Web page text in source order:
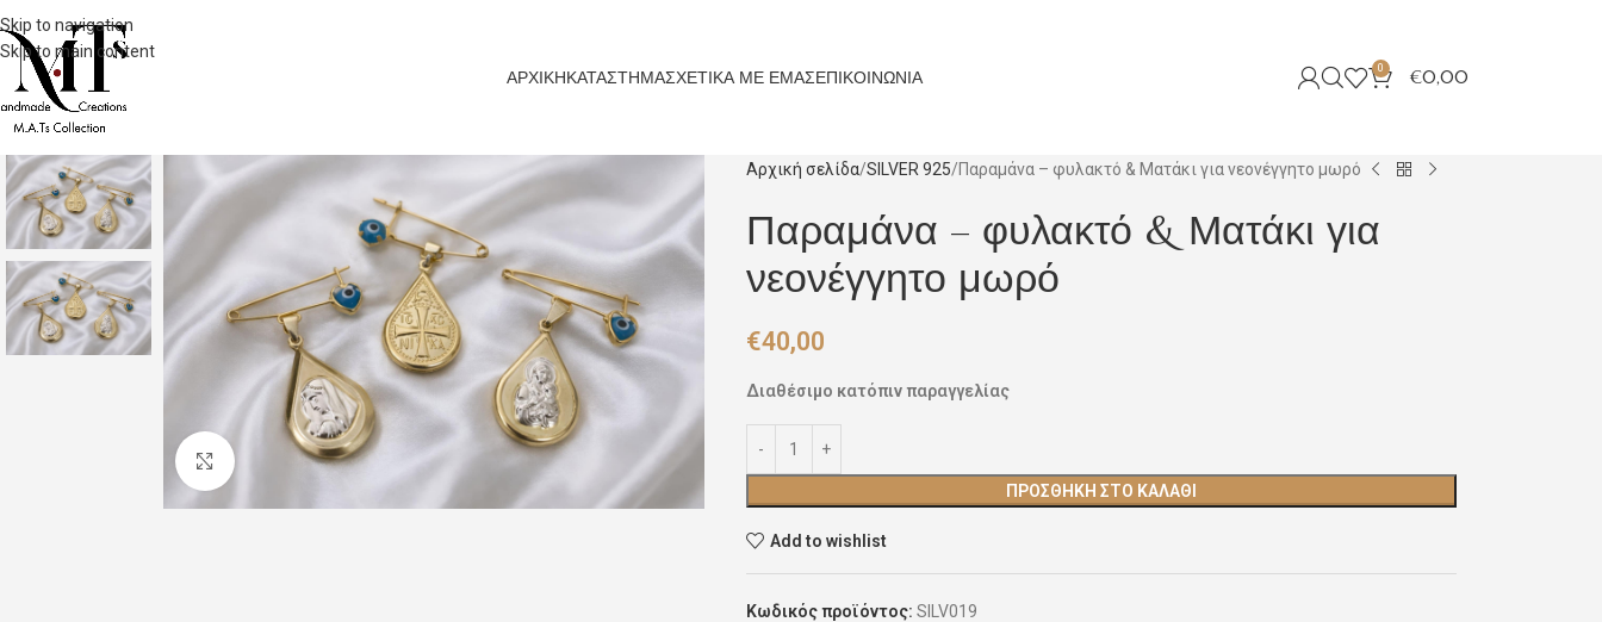
Skip to navigation
Skip to main content
ΑΡΧΙΚΗΚΑΤΑΣΤΗΜΑΣΧΕΤΙΚΑ ΜΕ ΕΜΑΣΕΠΙΚΟΙΝΩΝΙΑ 0 €0,00
Click to enlarge
Αρχική σελίδα SILVER 925 Παραμάνα – φυλακτό & Ματάκι για νεονέγγητο μωρό
Παραμάνα – φυλακτό & Ματάκι για
νεονέγγητο μωρό
€40,00
Διαθέσιμο κατόπιν παραγγελίας
ΠΡΟΣΘΉΚΗ ΣΤΟ ΚΑΛΆΘΙ
Add to wishlist
Κωδικός προϊόντος: SILV019